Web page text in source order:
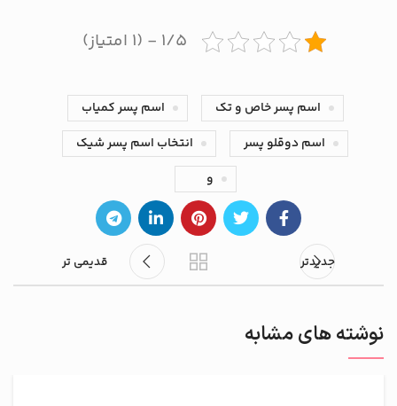
۱/۵ - (۱ امتیاز)
اسم پسر خاص و تک
اسم پسر کمیاب
اسم دوقلو پسر
انتخاب اسم پسر شیک
و
جدیدتر قدیمی تر
نوشته های مشابه